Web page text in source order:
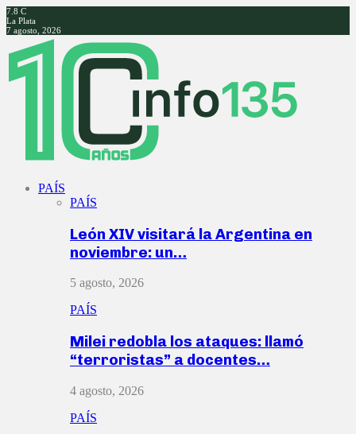
7.8 C
La Plata
7 agosto, 2026
Facebook
Twitter
Instagram
Youtube
PAÍS
PAÍS
León XIV visitará la Argentina en
noviembre: un…
5 agosto, 2026
PAÍS
Milei redobla los ataques: llamó
“terroristas” a docentes…
4 agosto, 2026
PAÍS